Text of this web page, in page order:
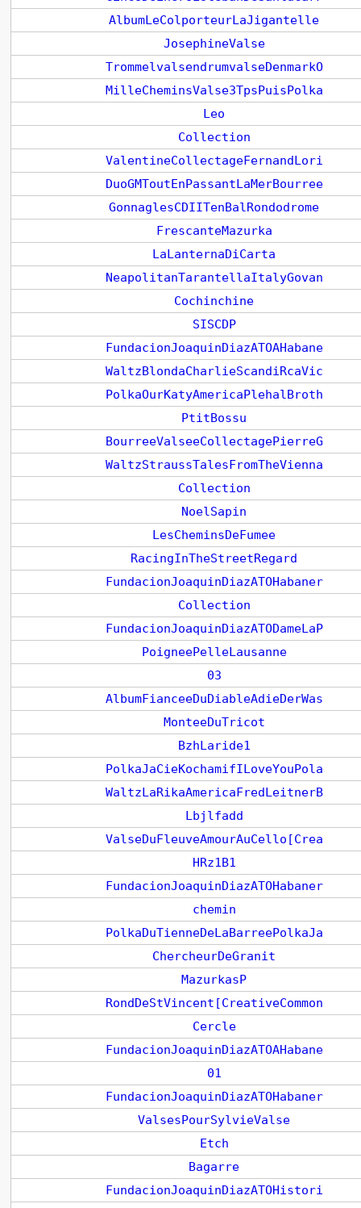
AlbumLeColporteurLaJigantelle
JosephineValse
TrommelvalsendrumvalseDenmarkO
MilleCheminsValse3TpsPuisPolka
Leo
Collection
ValentineCollectageFernandLori
DuoGMToutEnPassantLaMerBourree
GonnaglesCDIITenBalRondodrome
FrescanteMazurka
LaLanternaDiCarta
NeapolitanTarantellaItalyGovan
Cochinchine
SISCDP
FundacionJoaquinDiazATOAHabane
WaltzBlondaCharlieScandiRcaVic
PolkaOurKatyAmericaPlehalBroth
PtitBossu
BourreeValseeCollectagePierreG
WaltzStraussTalesFromTheVienna
Collection
NoelSapin
LesCheminsDeFumee
RacingInTheStreetRegard
FundacionJoaquinDiazATOHabaner
Collection
FundacionJoaquinDiazATODameLaP
PoigneePelleLausanne
03
AlbumFianceeDuDiableAdieDerWas
MonteeDuTricot
BzhLaride1
PolkaJaCieKochamifILoveYouPola
WaltzLaRikaAmericaFredLeitnerB
Lbjlfadd
ValseDuFleuveAmourAuCello[Crea
HRz1B1
FundacionJoaquinDiazATOHabaner
chemin
PolkaDuTienneDeLaBarreePolkaJa
ChercheurDeGranit
MazurkasP
RondDeStVincent[CreativeCommon
Cercle
FundacionJoaquinDiazATOAHabane
01
FundacionJoaquinDiazATOHabaner
ValsesPourSylvieValse
Etch
Bagarre
FundacionJoaquinDiazATOHistori